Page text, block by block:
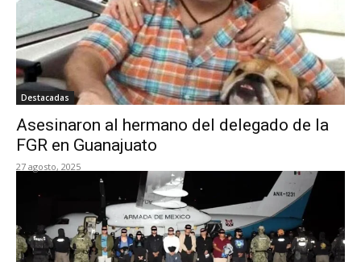
Destacadas
Asesinaron al hermano del delegado de la
FGR en Guanajuato
27 agosto, 2025